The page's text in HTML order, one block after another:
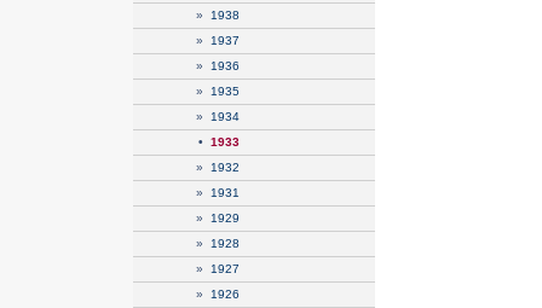
» 1938
» 1937
» 1936
» 1935
» 1934
• 1933
» 1932
» 1931
» 1929
» 1928
» 1927
» 1926